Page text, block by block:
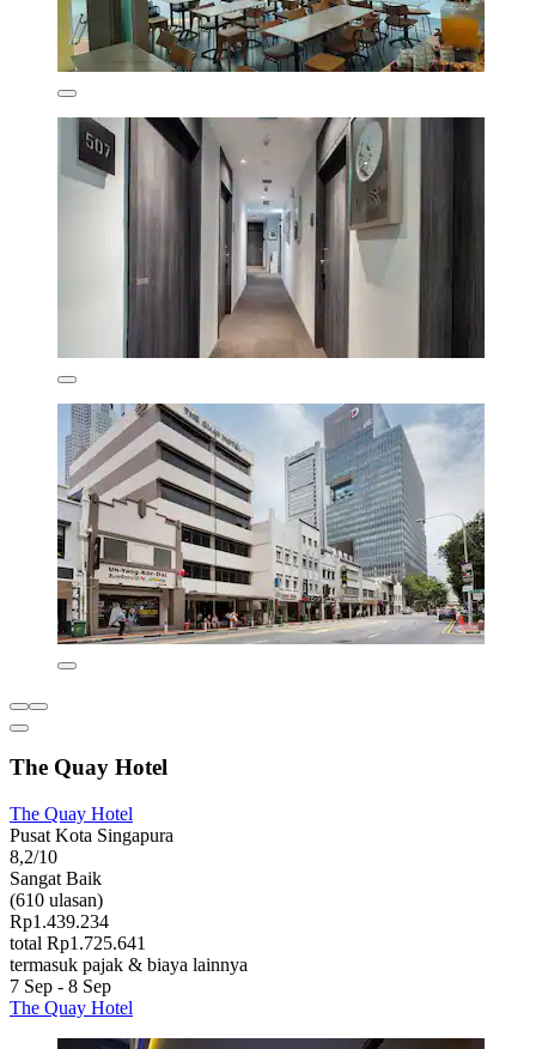
The Quay Hotel
The Quay Hotel
Pusat Kota Singapura
8,2/10
Sangat Baik
(610 ulasan)
Rp1.439.234
total Rp1.725.641
termasuk pajak & biaya lainnya
7 Sep - 8 Sep
The Quay Hotel